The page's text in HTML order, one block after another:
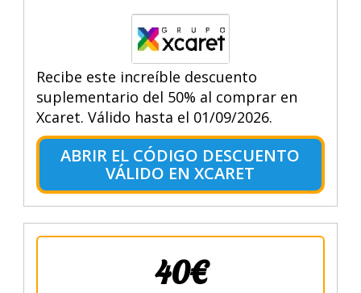
Recibe este increíble descuento
suplementario del 50% al comprar en
Xcaret. Válido hasta el 01/09/2026.
ABRIR EL CÓDIGO DESCUENTO
VÁLIDO EN XCARET
40€